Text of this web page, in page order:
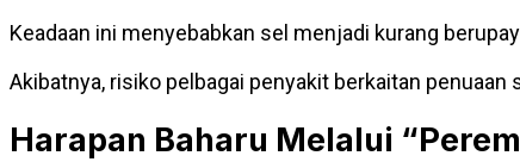
Keadaan ini menyebabkan sel menjadi kurang
Akibatnya, risiko pelbagai penyakit berkaitan
Harapan Baharu Melalui